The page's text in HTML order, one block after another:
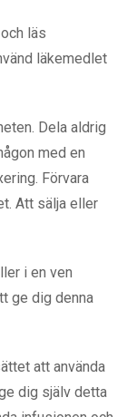
läs
läkemedlet
Dela aldrig
med en
Förvara
Att sälja eller
i en ven
ge dig denna
att använda
dig själv detta